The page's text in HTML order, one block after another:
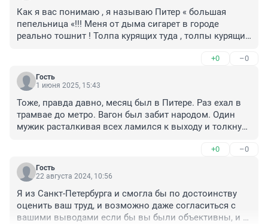
Как я вас понимаю , я называю Питер « большая
пепельница «!!! Меня от дыма сигарет в городе
реально тошнит ! Толпа курящих туда , толпы курящих
сладко-аонюсие Вэйпы !!!!!Плюс много машин и
выхлопные газы . Реально дышать нечем и это очень
сильно расстраивает
+0 –0
Гость
1 июня 2025, 15:43
Тоже, правда давно, месяц был в Питере. Раз ехал в
трамвае до метро. Вагон был забит народом. Один
мужик расталкивая всех ламился к выходу и толкнул
и объяснил, что этом мужчина джентельмен, но очень
глубоко в душе. Смеялся весь вагон..
+0 –0
Гость
22 августа 2024, 10:56
Я из Санкт-Петербурга и смогла бы по достоинству
оценить ваш труд, и возможно даже согласиться с
вашими выводами если бы вы были объективны, и